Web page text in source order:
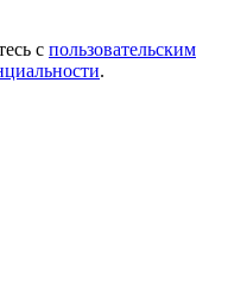
с пользовательским
.